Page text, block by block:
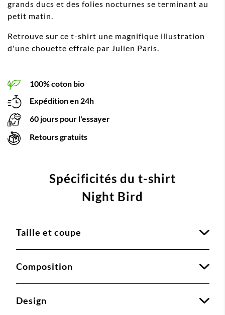
grands ducs et des folies nocturnes se terminant au
petit matin.
Retrouve sur ce t-shirt une magnifique illustration
d'une chouette effraie par Julien Paris.
100% coton bio
Expédition en 24h
60 jours pour l'essayer
Retours gratuits
Spécificités du t-shirt
Night Bird
Taille et coupe
Composition
Design